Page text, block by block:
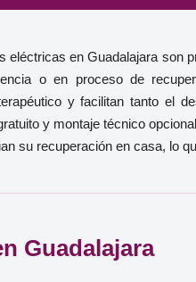
eléctricas en Guadalajara son
o en proceso de
y facilitan tanto el
y montaje técnico
su recuperación en casa, lo
Guadalajara